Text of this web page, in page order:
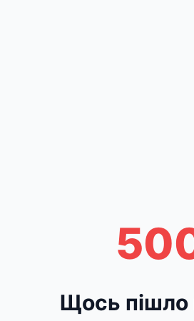
Щось пішло